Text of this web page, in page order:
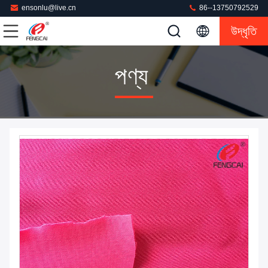
ensonlu@live.cn 86--13750792529
উদ্ধৃতি
পণ্য